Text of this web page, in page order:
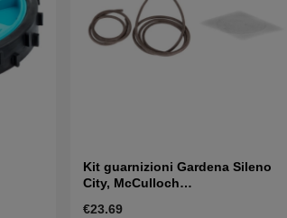
Kit guarnizioni Gardena Sileno
City, McCulloch
€23.69